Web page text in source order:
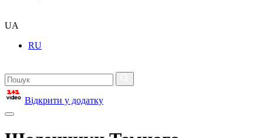
UA
RU
Відкрити у додатку